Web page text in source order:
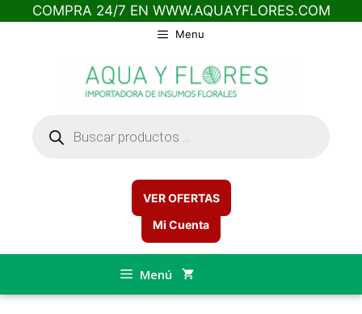
COMPRA 24/7 EN WWW.AQUAYFLORES.COM
Menu
productos
VER OFERTAS
Mi Cuenta
Menú